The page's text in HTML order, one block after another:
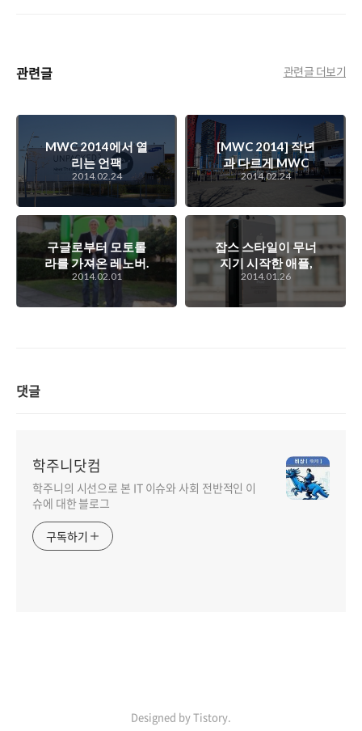
관련글 관련글 더보기
MWC 2014에서 열
리는 언팩
5(UNPACKED 5)
실시간 중계 (25일
새벽 4시)
2014.02.24
[MWC 2014] 작년
과 다르게 MWC
2014 중에
Unpacked 5를 진
행하는 삼성전자. 과
연 뭘 보여주려고 하
는 것인지..
2014.02.24
구글로부터 모토롤
라를 가져온 레노버.
서로 윈-윈 전략이
2014.02.01
잡스 스타일이 무너
지기 시작한 애플,
과연 5인치의 화면
을 지닌 아이폰이 나
올까?
2014.01.26
댓글
학주니닷컴
학주니의 시선으로 본 IT 이슈와 사회 전반적인 이
슈에 대한 블로그
구독하기
Designed by Tistory.